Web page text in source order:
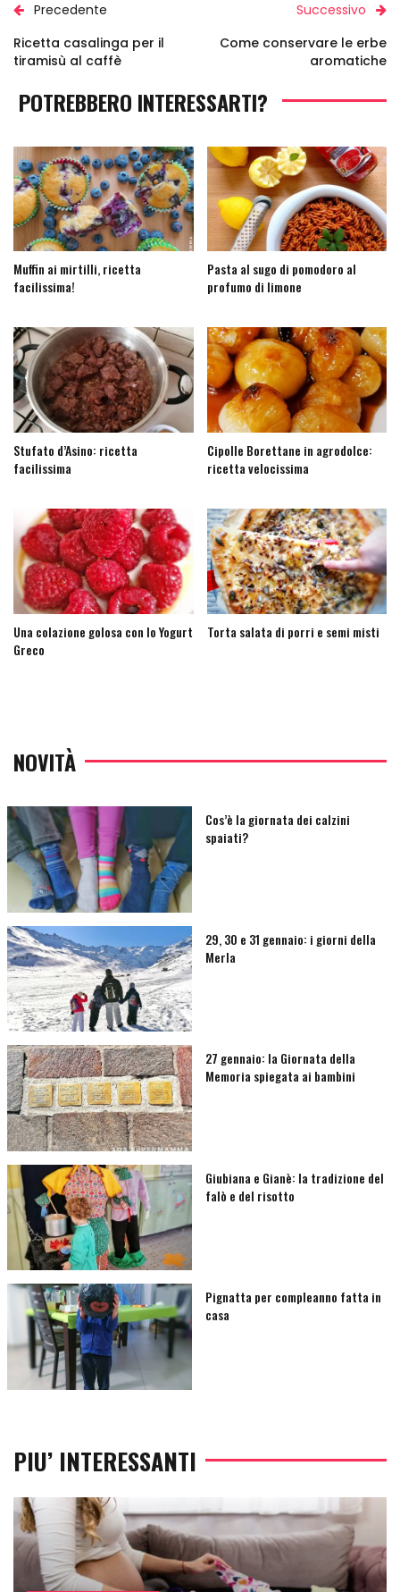
Precedente
Ricetta casalinga per il
tiramisù al caffè
Successivo
Come conservare le erbe
aromatiche
POTREBBERO INTERESSARTI?
Muffin ai mirtilli, ricetta
facilissima!
Pasta al sugo di pomodoro al
profumo di limone
Stufato d’Asino: ricetta
facilissima
Cipolle Borettane in agrodolce:
ricetta velocissima
Una colazione golosa con lo Yogurt
Greco
Torta salata di porri e semi misti
NOVITÀ
Cos’è la giornata dei calzini
spaiati?
29, 30 e 31 gennaio: i giorni della
Merla
27 gennaio: la Giornata della
Memoria spiegata ai bambini
Giubiana e Gianè: la tradizione del
falò e del risotto
Pignatta per compleanno fatta in
casa
PIU’ INTERESSANTI